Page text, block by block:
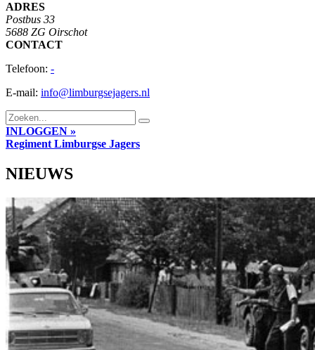
ADRES
Postbus 33
5688 ZG Oirschot
CONTACT
Telefoon: -
E-mail: info@limburgsejagers.nl
INLOGGEN »
Regiment Limburgse Jagers
NIEUWS